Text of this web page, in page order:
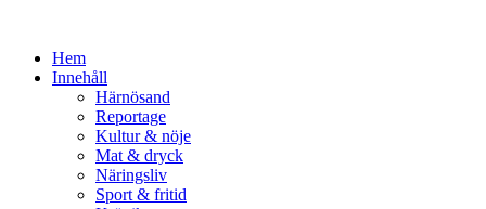
Hem
Innehåll
Härnösand
Reportage
Kultur & nöje
Mat & dryck
Näringsliv
Sport & fritid